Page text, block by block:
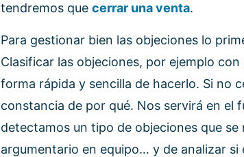
tendremos que cerrar una venta.
Para gestionar bien las objeciones lo
Clasificar las objeciones, por ejemplo con
forma rápida y sencilla de hacerlo. Si no
constancia de por qué. Nos servirá en
detectamos un tipo de objeciones que
argumentario en equipo… y de analizar